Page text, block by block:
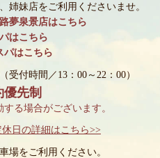
姉妹店をご利用くださいませ。
夢泉景店はこちら
はこちら
パはこちら
（受付時間／13：00～22：00）
先制
る場合がございます。
休日の詳細はこちら>>
場をご利用ください。